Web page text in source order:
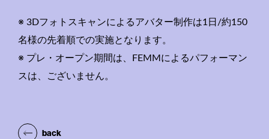
※ 3Dフォトスキャンによるアバター制作は1日/約150
名様の先着順での実施となります。
※ プレ・オープン期間は、FEMMによるパフォーマン
スは、
ございません。
back